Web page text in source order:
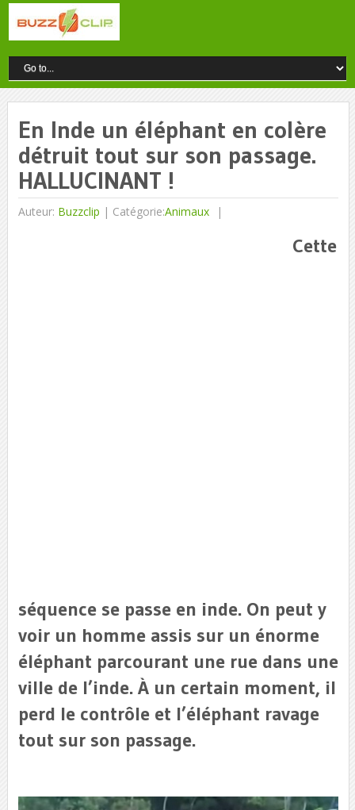
En Inde un éléphant en colère
détruit tout sur son passage.
HALLUCINANT !
Auteur: Buzzclip | Catégorie:Animaux
Cette
séquence se passe en inde. On peut y
voir un homme assis sur un énorme
éléphant parcourant une rue dans une
ville de l’inde. À un certain moment, il
perd le contrôle et l’éléphant ravage
tout sur son passage.